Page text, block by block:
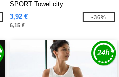
SPORT Towel city
3,92 €
6,15 €
-36%